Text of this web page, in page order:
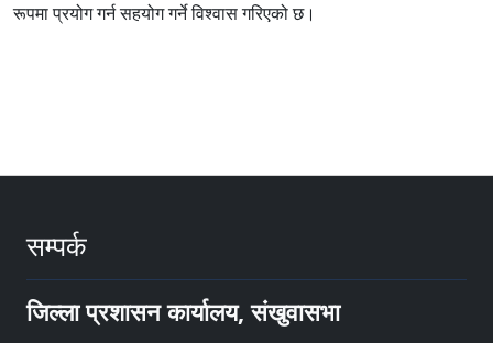
रूपमा प्रयोग गर्न सहयोग गर्ने विश्वास गरिएको छ।
सम्पर्क
जिल्ला प्रशासन कार्यालय, संखुवासभा